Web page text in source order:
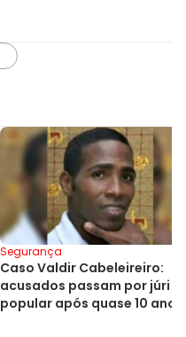
Segurança
Caso Valdir Cabeleireiro:
acusados passam por júri
popular após quase 10 anos